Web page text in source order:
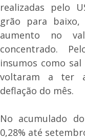
realizadas pelo
grão para
aumento no
concentrado.
insumos como
voltaram a ter
deflação do mês.
No acumulado
0,28% até